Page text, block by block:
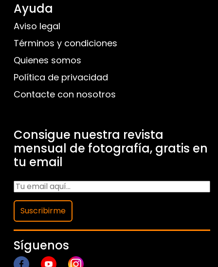
Ayuda
Aviso legal
Términos y condiciones
Quienes somos
Política de privacidad
Contacte con nosotros
Consigue nuestra revista
mensual de fotografía, gratis en
tu email
Suscribirme
Síguenos